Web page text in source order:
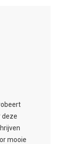
deze
mooie